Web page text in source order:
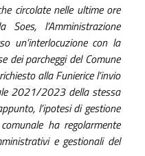
circolate nelle ultime ore
l’Amministrazione
un’interlocuzione con la
dei parcheggi del Comune
alla Funierice l’invio
2021/2023 della stessa
l’ipotesi di gestione
ha regolarmente
e gestionali del